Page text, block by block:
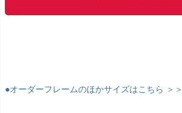
●オーダーフレームのほかサイズはこちら ＞＞